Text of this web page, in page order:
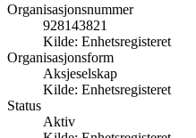
Organisasjonsnummer
928143821
Kilde: Enhetsregisteret
Organisasjonsform
Aksjeselskap
Kilde: Enhetsregisteret
Status
Aktiv